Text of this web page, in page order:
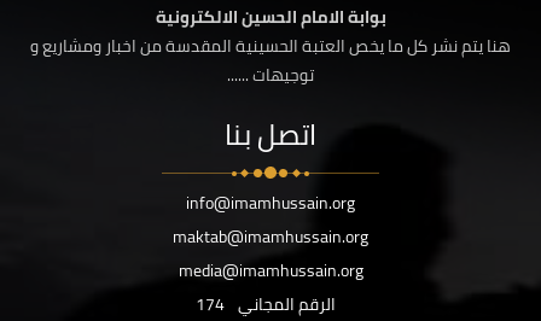
بوابة الامام الحسين الالكترونية
هنا يتم نشر كل ما يخص العتبة الحسينية المقدسة من اخبار ومشاريع و
توجيهات ......
اتصل بنا
info@imamhussain.org
maktab@imamhussain.org
media@imamhussain.org
الرقم المجاني 174